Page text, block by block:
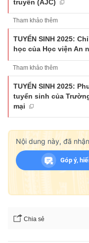
truyền (AJC)
Tham khảo thêm
TUYỂN SINH 2025:
học của Học viện An
Tham khảo thêm
TUYỂN SINH 2025:
tuyển sinh của
mại
Nội dung này, đã
Góp ý,
Chia sẻ